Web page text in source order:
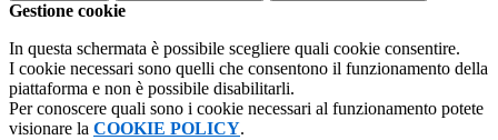
Gestione cookie
In questa schermata è possibile scegliere quali cookie consentire.
I cookie necessari sono quelli che consentono il funzionamento della
piattaforma e non è possibile disabilitarli.
Per conoscere quali sono i cookie necessari al funzionamento potete
visionare la COOKIE POLICY.